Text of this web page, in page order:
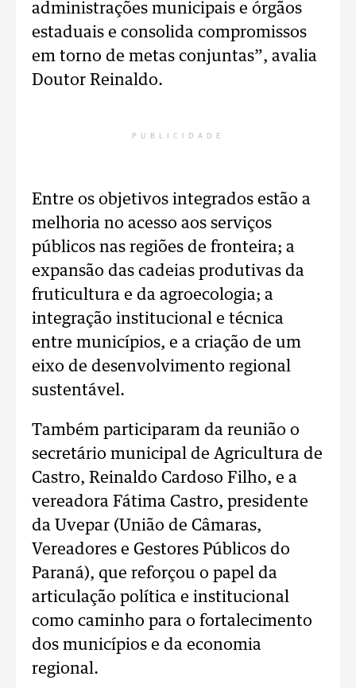
administrações municipais e órgãos
estaduais e consolida compromissos
em torno de metas conjuntas”, avalia
Doutor Reinaldo.
PUBLICIDADE
Entre os objetivos integrados estão a
melhoria no acesso aos serviços
públicos nas regiões de fronteira; a
expansão das cadeias produtivas da
fruticultura e da agroecologia; a
integração institucional e técnica
entre municípios, e a criação de um
eixo de desenvolvimento regional
sustentável.
Também participaram da reunião o
secretário municipal de Agricultura de
Castro, Reinaldo Cardoso Filho, e a
vereadora Fátima Castro, presidente
da Uvepar (União de Câmaras,
Vereadores e Gestores Públicos do
Paraná), que reforçou o papel da
articulação política e institucional
como caminho para o fortalecimento
dos municípios e da economia
regional.